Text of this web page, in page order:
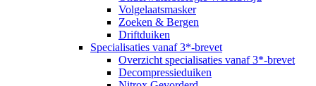
Volgelaatsmasker
Zoeken & Bergen
Driftduiken
Specialisaties vanaf 3*-brevet
Overzicht specialisaties vanaf 3*-brevet
Decompressieduiken